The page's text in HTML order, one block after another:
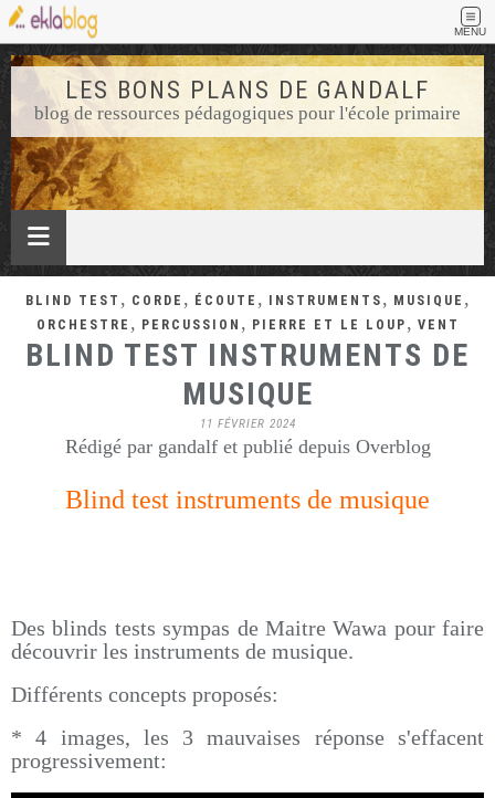
MENU
LES BONS PLANS DE GANDALF
blog de ressources pédagogiques pour l'école primaire
BLIND TEST , CORDE , ÉCOUTE , INSTRUMENTS , MUSIQUE ,
ORCHESTRE , PERCUSSION , PIERRE ET LE LOUP , VENT
BLIND TEST INSTRUMENTS DE
MUSIQUE
11 FÉVRIER 2024
Rédigé par gandalf et publié depuis Overblog
Blind test instruments de musique
Des blinds tests sympas de Maitre Wawa pour faire
découvrir les instruments de musique.
Différents concepts proposés:
* 4 images, les 3 mauvaises réponse s'effacent
progressivement: